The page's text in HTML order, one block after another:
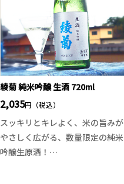
謳歌という喜びを分かち合うとい
う意味合いの言葉が示す通り温暖
な宮崎の気候を表しているような
華やかで豊かな香りと味わいは飲
んだ人やその空間を明るく陽気な
気分に変えてくれるような焼酎に
なって欲しいという意味合いが込
められています。こちらは一人〜
二人で飲み切りやすく、持ち運び
も楽な四合瓶タイプとなります。
綾菊 純米吟醸 生酒 720ml
2,035円（税込）
スッキリとキレよく、米の旨みが
やさしく広がる、数量限定の純米
吟醸生原酒！